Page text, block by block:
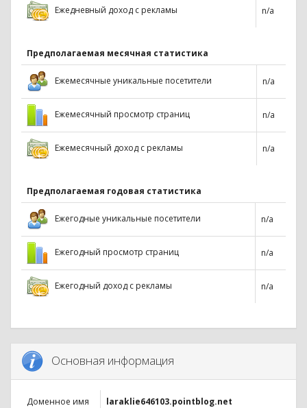
Ежедневный доход с рекламы n/a
Предполагаемая месячная статистика
Ежемесячные уникальные посетители n/a
Ежемесячный просмотр страниц n/a
Ежемесячный доход с рекламы n/a
Предполагаемая годовая статистика
Ежегодные уникальные посетители n/a
Ежегодный просмотр страниц n/a
Ежегодный доход с рекламы n/a
Основная информация
Доменное имя
laraklie646103.pointblog.net